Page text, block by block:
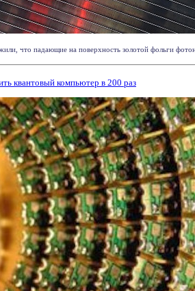
что падающие на поверхность золотой фольги
квантовый компьютер в 200 раз